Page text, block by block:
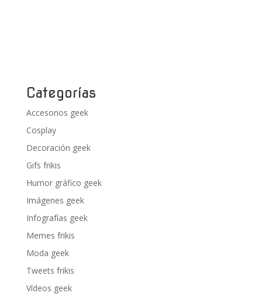
Categorías
Accesorios geek
Cosplay
Decoración geek
Gifs frikis
Humor gráfico geek
Imágenes geek
Infografías geek
Memes frikis
Moda geek
Tweets frikis
Vídeos geek